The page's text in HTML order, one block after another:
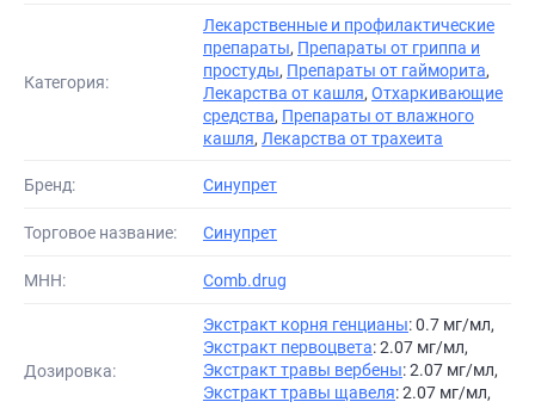
Категория:
Лекарственные и профилактические
препараты, Препараты от гриппа и
простуды, Препараты от гайморита,
Лекарства от кашля, Отхаркивающие
средства, Препараты от влажного
кашля, Лекарства от трахеита
Бренд: Синупрет
Торговое название: Синупрет
МНН: Comb.drug
Дозировка:
Экстракт корня генцианы: 0.7 мг/мл,
Экстракт первоцвета: 2.07 мг/мл,
Экстракт травы вербены: 2.07 мг/мл,
Экстракт травы щавеля: 2.07 мг/мл,